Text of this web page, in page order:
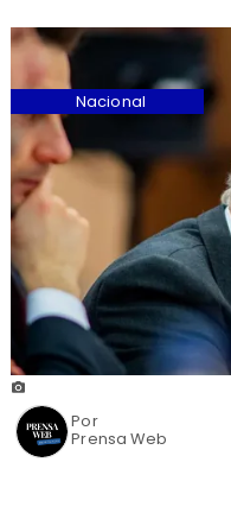
Prensa Web
Nacional
Por